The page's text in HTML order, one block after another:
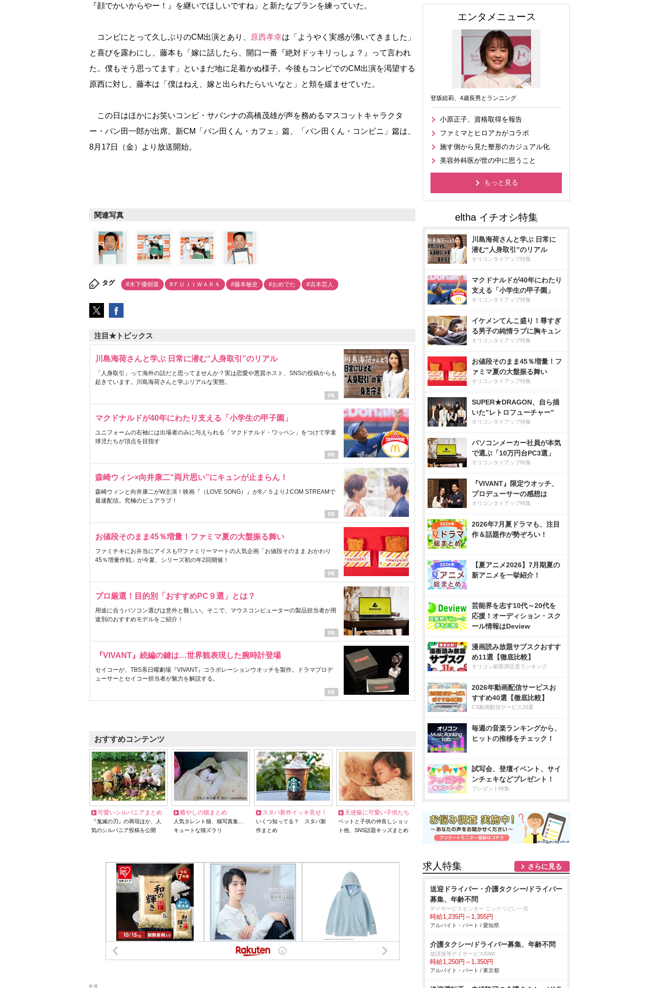
『顔でかいからやー！』を継いでほしいですね」と新たなプランを練っていた。
コンビにとって久しぶりのCM出演とあり、 原西孝幸は「ようやく実感が沸いてきました」
と喜びを露わにし、藤本も「嫁に話したら、開口一番『絶対ドッキリっしょ？』って言われ
た。僕もそう思ってます」といまだ地に足着かぬ様子。今後もコンビでのCM出演を渇望する
原西に対し、藤本は「僕はねえ、嫁と出られたらいいなと」と頬を緩ませていた。
この日はほかにお笑いコンビ・サバンナの高橋茂雄が声を務めるマスコットキャラクタ
ー・パン田一郎が出席。新CM「パン田くん・カフェ」篇、「パン田くん・コンビニ」篇は、
8月17日（金）より放送開始。
関連写真
タグ #木下優樹菜 #ＦＵＪＩＷＡＲＡ #藤本敏史 #おめでた #吉本芸人
注目★トピックス
川島海荷さんと学ぶ 日常に潜む“人身取引”のリアル
「人身取引」って海外の話だと思ってませんか？実は恋愛や悪質ホスト、SNSの投稿からも
起きています。川島海荷さんと学ぶリアルな実態。
マクドナルドが40年にわたり支える「小学生の甲子園」
ユニフォームの右袖には出場者のみに与えられる「マクドナルド・ワッペン」をつけて学童
球児たちが頂点を目指す
森崎ウィン×向井康二“両片思い”にキュンが止まらん！
森崎ウィンと向井康二がW主演！映画『（LOVE SONG）』が8／５よりJ:COM STREAMで
最速配信。究極のピュアラブ！
お値段そのまま45％増量！ファミマ夏の大盤振る舞い
ファミチキにお弁当にアイスも!?ファミリーマートの人気企画「お値段そのまま おかわり
45％増量作戦」が今夏、シリーズ初の年2回開催！
プロ厳選！目的別「おすすめPC９選」とは？
用途に合うパソコン選びは意外と難しい。そこで、マウスコンピューターの製品担当者が用
途別のおすすめモデルをご紹介！
『VIVANT』続編の鍵は…世界観表現した腕時計登場
セイコーが、TBS系日曜劇場『VIVANT』コラボレーションウオッチを製作。ドラマプロデ
ューサーとセイコー担当者が魅力を解説する。
おすすめコンテンツ
可愛いシルバニアまとめ
『鬼滅の刃』の再現ほか、人
気のシルバニア投稿を公開
癒やしの猫まとめ
人気タレント猫、猫写真集…
キュートな猫ズラリ
スタバ新作イッキ見せ！
いくつ知ってる？ スタバ新
作まとめ
天使級に可愛い子供たち
ペットと子供の仲良しショッ
ト他、SNS話題キッズまとめ
P R
エンタメニュース
登坂絵莉、4歳長男とランニング
小原正子、資格取得を報告
ファミマとヒロアカがコラボ
施す側から見た整形のカジュアル化
美容外科医が世の中に思うこと
もっと見る
川島海荷さんと学ぶ 日常に
潜む“人身取引”のリアル
オリコンタイアップ特集
マクドナルドが40年にわたり
支える「小学生の甲子園」
オリコンタイアップ特集
イケメンてんこ盛り！尊すぎ
る男子の純情ラブに胸キュン
オリコンタイアップ特集
お値段そのまま45％増量！フ
ァミマ夏の大盤振る舞い
オリコンタイアップ特集
SUPER★DRAGON、自ら描
いた”レトロフューチャー”
オリコンタイアップ特集
パソコンメーカー社員が本気
で選ぶ「10万円台PC3選」
オリコンタイアップ特集
『VIVANT』限定ウオッチ、
プロデューサーの感想は
オリコンタイアップ特集
2026年7月夏ドラマも、注目
作＆話題作が勢ぞろい！
【夏アニメ2026】7月期夏の
新アニメを一挙紹介！
芸能界を志す10代～20代を
応援！オーディション・スク
ール情報はDeview
漫画読み放題サブスクおすす
め11選【徹底比較】
オリコン顧客満足度ランキング
2026年動画配信サービスお
すすめ40選【徹底比較】
CS動画配信サービス20選
毎週の音楽ランキングから、
ヒットの推移をチェック！
試写会、登壇イベント、サイ
ンチェキなどプレゼント！
プレゼント特集
求人特集 さらに見る
送迎ドライバー・介護タクシー/ドライバー
募集、年齢不問
デイサービスセンター ニッケつどい一宮
時給1,235円～1,355円
アルバイト・パート / 愛知県
介護タクシー/ドライバー募集、年齢不問
放課後等デイサービスKIWI
時給1,250円～1,350円
アルバイト・パート / 東京都